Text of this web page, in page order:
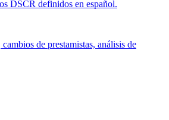
DSCR definidos en español.
de prestamistas, análisis de